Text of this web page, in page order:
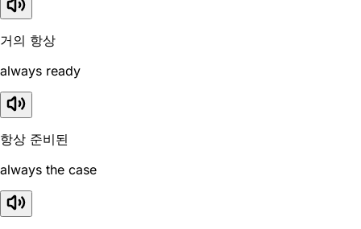
거의 항상
always ready
항상 준비된
always the case